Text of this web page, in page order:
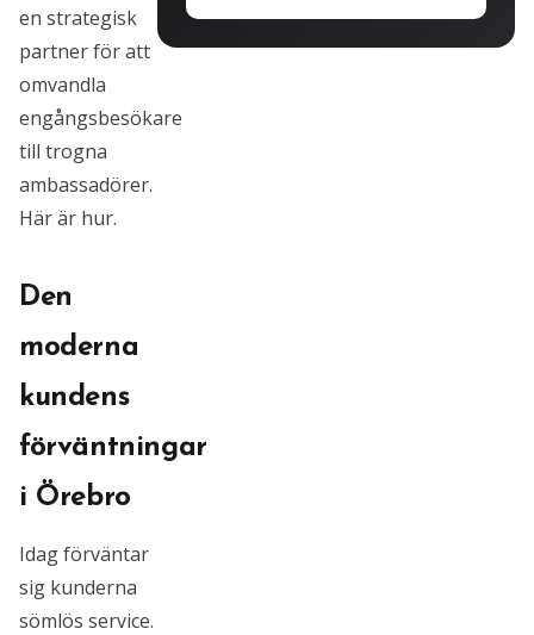
en strategisk
partner för att
omvandla
engångsbesökare
till trogna
ambassadörer.
Här är hur.
Den
moderna
kundens
förväntningar
i Örebro
Idag förväntar
sig kunderna
sömlös service.